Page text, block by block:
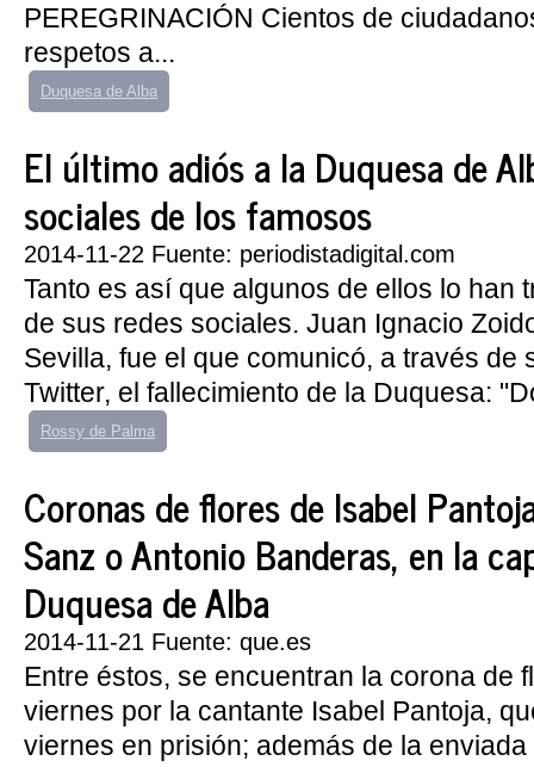
PEREGRINACIÓN Cientos de
respetos a...
Duquesa de Alba
El último adiós a la Duquesa de
sociales de los famosos
2014-11-22 Fuente: periodistadigital.com
Tanto es así que algunos de ellos lo han
de sus redes sociales. Juan Ignacio
Sevilla, fue el que comunicó, a través de
Twitter, el fallecimiento de la Duquesa:
Rossy de Palma
Coronas de flores de Isabel
Sanz o Antonio Banderas, en la
Duquesa de Alba
2014-11-21 Fuente: que.es
Entre éstos, se encuentran la corona de
viernes por la cantante Isabel Pantoja,
viernes en prisión; además de la